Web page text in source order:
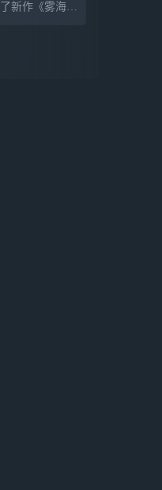
网易雷火新工作室今日曝光了新作《雾海之下》，采用俯视角和手绘画风，结合巨兽和魔物生态，获得玩家好评。与市场主流硬核竞技产品不同，该游戏注重温情和包容性，为玩家提供一种不同于“只为赢”的体验。游戏在低饱和暖调的画面下，营造了一个充满人情味的雾海世界，邀请玩家重新审视搜打撤的玩法和体验。